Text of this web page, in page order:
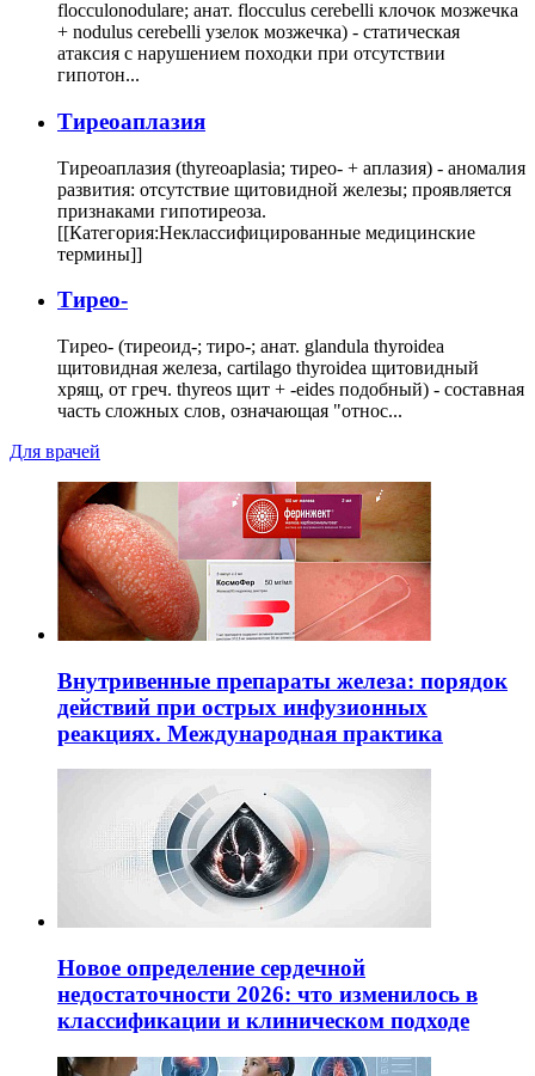
flocculonodulare; анат. flocculus cerebelli клочок мозжечка
+ nodulus cerebelli узелок мозжечка) - статическая
атаксия с нарушением походки при отсутствии
гипотон...
Тиреоаплазия
Тиреоаплазия (thyreoaplasia; тирео- + аплазия) - аномалия
развития: отсутствие щитовидной железы; проявляется
признаками гипотиреоза.
[[Категория:Неклассифицированные медицинские
термины]]
Тирео-
Тирео- (тиреоид-; тиро-; анат. glandula thyroidea
щитовидная железа, cartilago thyroidea щитовидный
хрящ, от греч. thyreos щит + -eides подобный) - составная
часть сложных слов, означающая "относ...
Для врачей
Внутривенные препараты железа: порядок
действий при острых инфузионных
реакциях. Международная практика
Новое определение сердечной
недостаточности 2026: что изменилось в
классификации и клиническом подходе